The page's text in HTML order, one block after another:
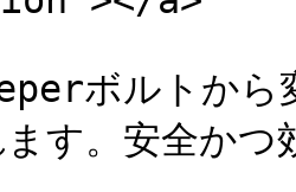
ボルトから
す。安全かつ